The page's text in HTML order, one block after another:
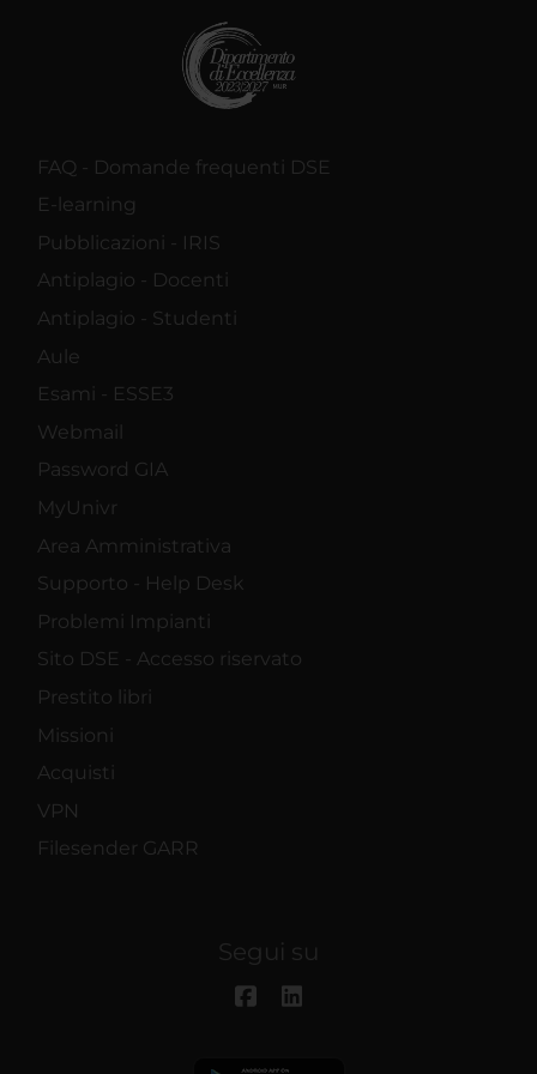
FAQ - Domande frequenti DSE
E-learning
Pubblicazioni - IRIS
Antiplagio - Docenti
Antiplagio - Studenti
Aule
Esami - ESSE3
Webmail
Password GIA
MyUnivr
Area Amministrativa
Supporto - Help Desk
Problemi Impianti
Sito DSE - Accesso riservato
Prestito libri
Missioni
Acquisti
VPN
Filesender GARR
Segui su